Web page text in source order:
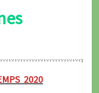
2020